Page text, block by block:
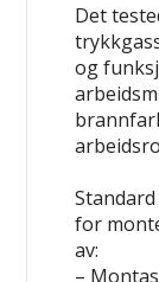
Det
og
for
av:
–